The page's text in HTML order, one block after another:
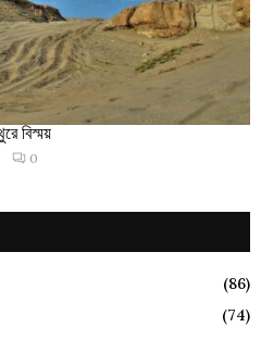
বিস্ময়
0
(86)
(74)